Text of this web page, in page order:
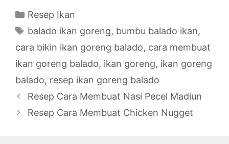
Categories
Resep Ikan
Tags
balado ikan goreng, bumbu balado ikan,
cara bikin ikan goreng balado, cara membuat
ikan goreng balado, ikan goreng, ikan goreng
balado, resep ikan goreng balado
Resep Cara Membuat Nasi Pecel Madiun
Resep Cara Membuat Chicken Nugget